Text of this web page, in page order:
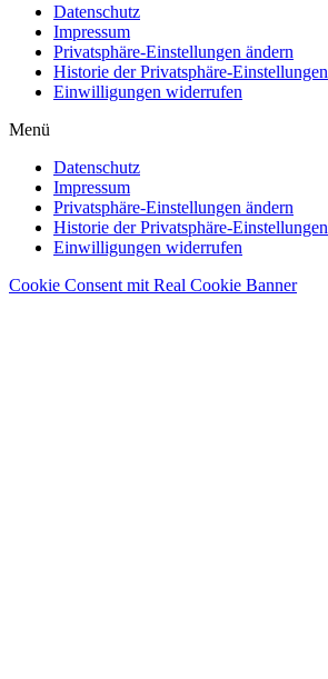
Datenschutz
Impressum
Privatsphäre-Einstellungen ändern
Historie der Privatsphäre-Einstellungen
Einwilligungen widerrufen
Menü
Datenschutz
Impressum
Privatsphäre-Einstellungen ändern
Historie der Privatsphäre-Einstellungen
Einwilligungen widerrufen
Cookie Consent mit Real Cookie Banner